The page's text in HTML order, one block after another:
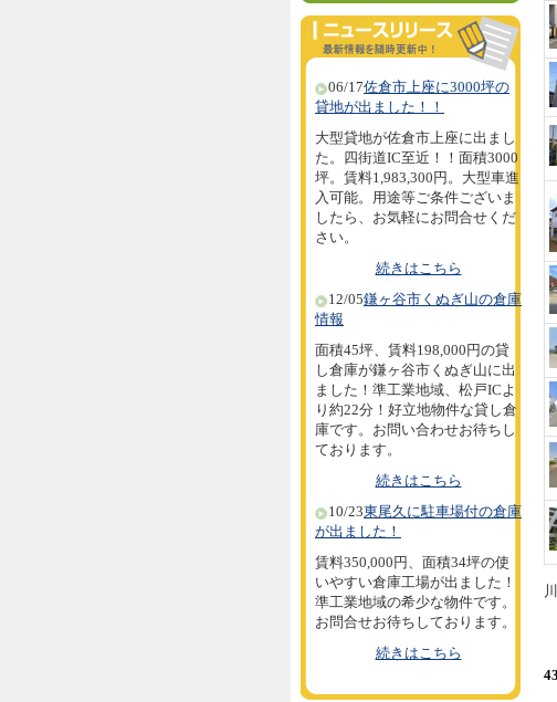
06/17佐倉市上座に3000坪の
貸地が出ました！！
大型貸地が佐倉市上座に出まし
た。四街道IC至近！！面積3000
坪。賃料1,983,300円。大型車進
入可能。用途等ご条件ございま
したら、お気軽にお問合せくだ
さい。
続きはこちら
12/05鎌ヶ谷市くぬぎ山の倉庫
情報
面積45坪、賃料198,000円の貸
し倉庫が鎌ヶ谷市くぬぎ山に出
ました！準工業地域、松戸ICよ
り約22分！好立地物件な貸し倉
庫です。お問い合わせお待ちし
ております。
続きはこちら
10/23東尾久に駐車場付の倉庫
が出ました！
賃料350,000円、面積34坪の使
いやすい倉庫工場が出ました！
準工業地域の希少な物件です。
お問合せお待ちしております。
続きはこちら